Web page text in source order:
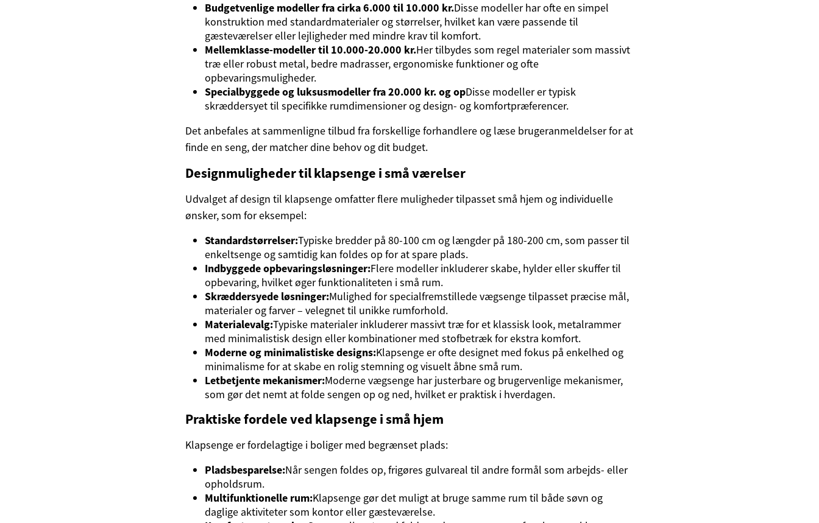
Budgetvenlige modeller fra cirka 6.000 til 10.000 kr.Disse modeller har ofte en simpel
konstruktion med standardmaterialer og størrelser, hvilket kan være passende til
gæsteværelser eller lejligheder med mindre krav til komfort.
Mellemklasse-modeller til 10.000-20.000 kr.Her tilbydes som regel materialer som massivt
træ eller robust metal, bedre madrasser, ergonomiske funktioner og ofte
opbevaringsmuligheder.
Specialbyggede og luksusmodeller fra 20.000 kr. og opDisse modeller er typisk
skræddersyet til specifikke rumdimensioner og design- og komfortpræferencer.
Det anbefales at sammenligne tilbud fra forskellige forhandlere og læse brugeranmeldelser for at
finde en seng, der matcher dine behov og dit budget.
Designmuligheder til klapsenge i små værelser
Udvalget af design til klapsenge omfatter flere muligheder tilpasset små hjem og individuelle
ønsker, som for eksempel:
Standardstørrelser:Typiske bredder på 80-100 cm og længder på 180-200 cm, som passer til
enkeltsenge og samtidig kan foldes op for at spare plads.
Indbyggede opbevaringsløsninger:Flere modeller inkluderer skabe, hylder eller skuffer til
opbevaring, hvilket øger funktionaliteten i små rum.
Skræddersyede løsninger:Mulighed for specialfremstillede vægsenge tilpasset præcise mål,
materialer og farver – velegnet til unikke rumforhold.
Materialevalg:Typiske materialer inkluderer massivt træ for et klassisk look, metalrammer
med minimalistisk design eller kombinationer med stofbetræk for ekstra komfort.
Moderne og minimalistiske designs:Klapsenge er ofte designet med fokus på enkelhed og
minimalisme for at skabe en rolig stemning og visuelt åbne små rum.
Letbetjente mekanismer:Moderne vægsenge har justerbare og brugervenlige mekanismer,
som gør det nemt at folde sengen op og ned, hvilket er praktisk i hverdagen.
Praktiske fordele ved klapsenge i små hjem
Klapsenge er fordelagtige i boliger med begrænset plads:
Pladsbesparelse:Når sengen foldes op, frigøres gulvareal til andre formål som arbejds- eller
opholdsrum.
Multifunktionelle rum:Klapsenge gør det muligt at bruge samme rum til både søvn og
daglige aktiviteter som kontor eller gæsteværelse.